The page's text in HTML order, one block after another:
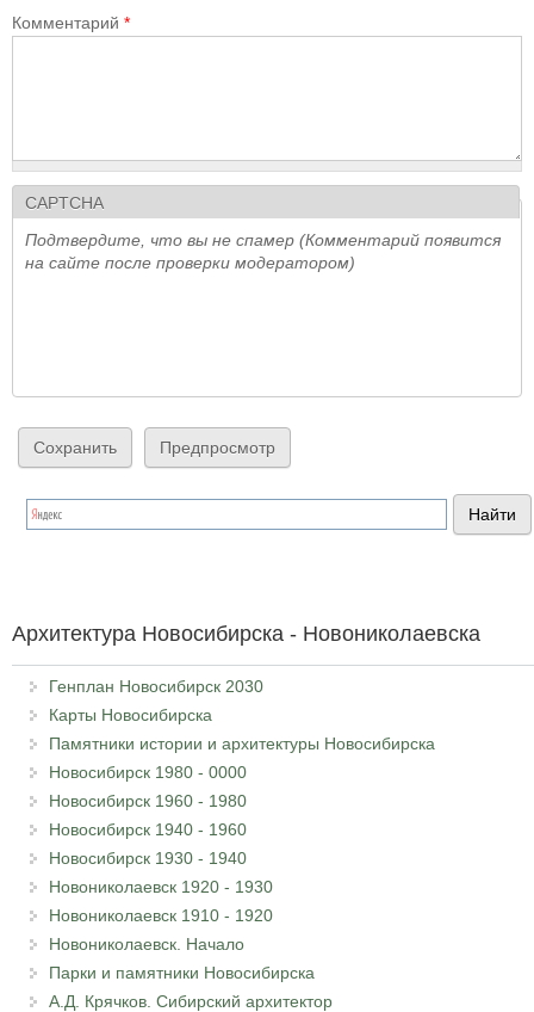
Комментарий *
CAPTCHA
Подтвердите, что вы не спамер (Комментарий появится
на сайте после проверки модератором)
Архитектура Новосибирска - Новониколаевска
Генплан Новосибирск 2030
Карты Новосибирска
Памятники истории и архитектуры Новосибирска
Новосибирск 1980 - 0000
Новосибирск 1960 - 1980
Новосибирск 1940 - 1960
Новосибирск 1930 - 1940
Новониколаевск 1920 - 1930
Новониколаевск 1910 - 1920
Новониколаевск. Начало
Парки и памятники Новосибирска
А.Д. Крячков. Сибирский архитектор